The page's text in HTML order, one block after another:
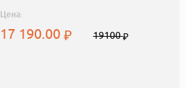
Цена:
17 190.00 19100